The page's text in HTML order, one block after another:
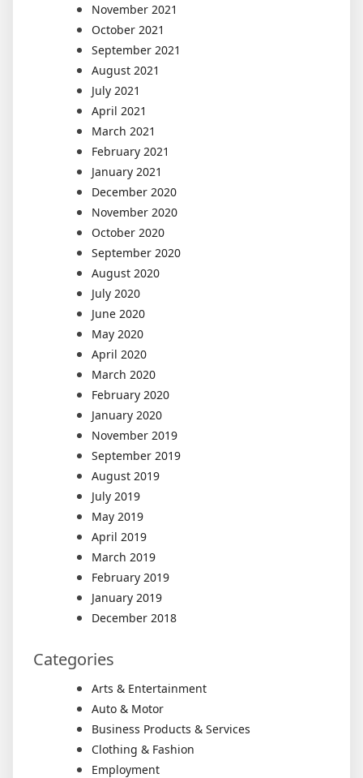
November 2021
October 2021
September 2021
August 2021
July 2021
April 2021
March 2021
February 2021
January 2021
December 2020
November 2020
October 2020
September 2020
August 2020
July 2020
June 2020
May 2020
April 2020
March 2020
February 2020
January 2020
November 2019
September 2019
August 2019
July 2019
May 2019
April 2019
March 2019
February 2019
January 2019
December 2018
Categories
Arts & Entertainment
Auto & Motor
Business Products & Services
Clothing & Fashion
Employment